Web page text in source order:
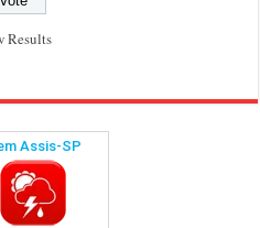
Results